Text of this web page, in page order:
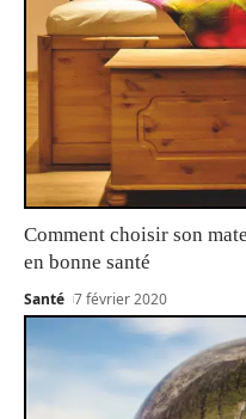
Comment choisir son
en bonne santé
Santé 7 février 2020